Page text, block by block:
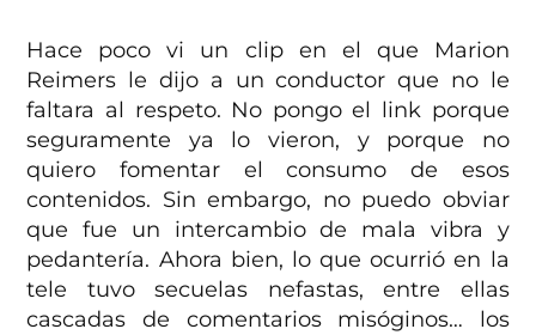
Hace poco vi un clip en el que Marion
Reimers le dijo a un conductor que no le
faltara al respeto. No pongo el link porque
seguramente ya lo vieron, y porque no
quiero fomentar el consumo de esos
contenidos. Sin embargo, no puedo obviar
que fue un intercambio de mala vibra y
pedantería. Ahora bien, lo que ocurrió en la
tele tuvo secuelas nefastas, entre ellas
cascadas de comentarios misóginos… los